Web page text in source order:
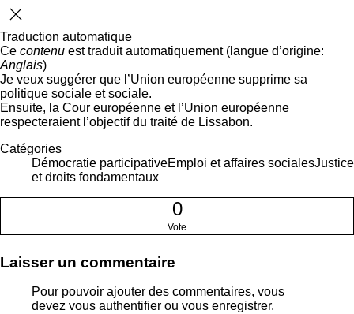
Fermer
Traduction automatique
Ce contenu est traduit automatiquement (langue d’origine:
Anglais)
Je veux suggérer que l’Union européenne supprime sa
politique sociale et sociale.
Ensuite, la Cour européenne et l’Union européenne
respecteraient l’objectif du traité de Lissabon.
Catégories
Démocratie participativeEmploi et affaires socialesJustice
et droits fondamentaux
0
Vote
Laisser un commentaire
Pour pouvoir ajouter des commentaires, vous
devez vous authentifier ou vous enregistrer.